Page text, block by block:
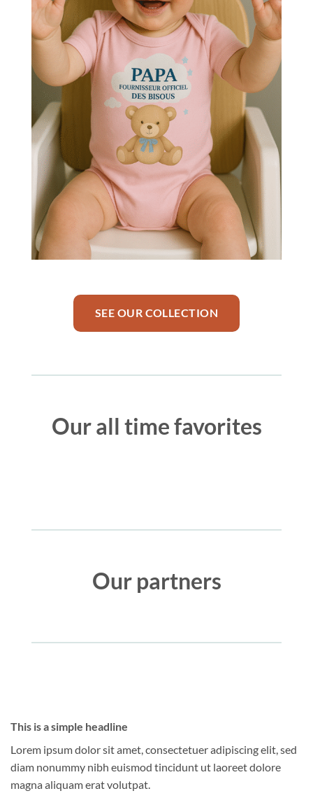
SEE OUR COLLECTION
Our all time favorites
Our partners
This is a simple headline
Lorem ipsum dolor sit amet, consectetuer adipiscing elit, sed
diam nonummy nibh euismod tincidunt ut laoreet dolore
magna aliquam erat volutpat.